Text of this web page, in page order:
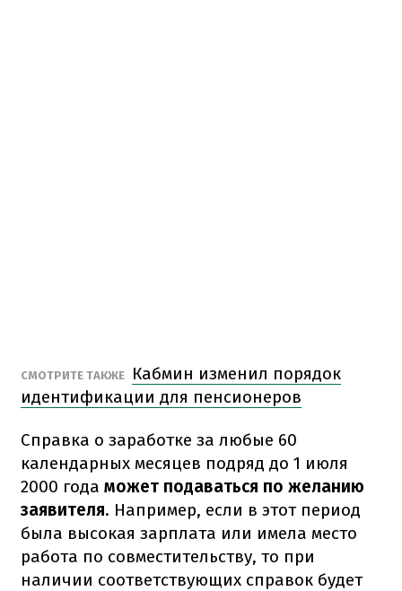
СМОТРИТЕ ТАКЖЕ
Кабмин изменил порядок
идентификации для пенсионеров
Справка о заработке за любые 60
календарных месяцев подряд до 1 июля
2000 года может подаваться по желанию
заявителя. Например, если в этот период
была высокая зарплата или имела место
работа по совместительству, то при
наличии соответствующих справок будет